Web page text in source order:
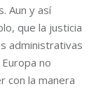
Aun y así
que la justicia
administrativas
no
con la manera